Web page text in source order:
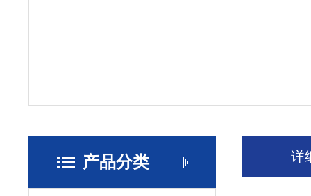
产品分类 详